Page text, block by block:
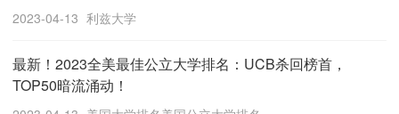
2023-04-13 利兹大学
最新！2023全美最佳公立大学排名：UCB杀回榜首，
TOP50暗流涌动！